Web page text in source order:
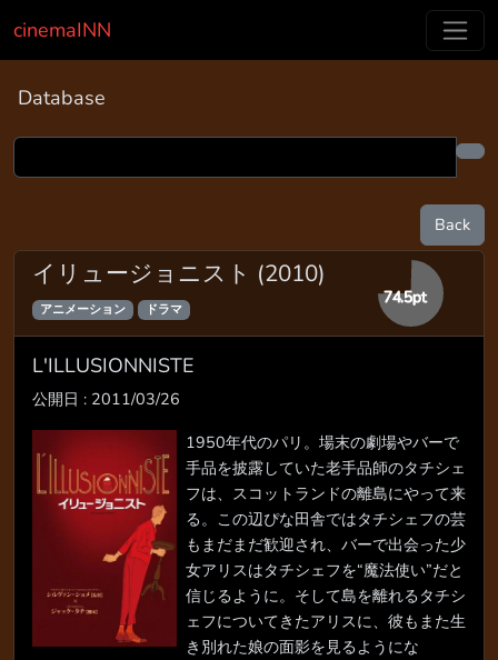
cinemaINN
Database
Back
イリュージョニスト (2010)
アニメーション ドラマ
74.5pt
L'ILLUSIONNISTE
公開日 : 2011/03/26
1950年代のパリ。場末の劇場やバーで
手品を披露していた老手品師のタチシェ
フは、スコットランドの離島にやって来
る。この辺ぴな田舎ではタチシェフの芸
もまだまだ歓迎され、バーで出会った少
女アリスはタチシェフを“魔法使い”だと
信じるように。そして島を離れるタチシ
ェフについてきたアリスに、彼もまた生
き別れた娘の面影を見るようにな